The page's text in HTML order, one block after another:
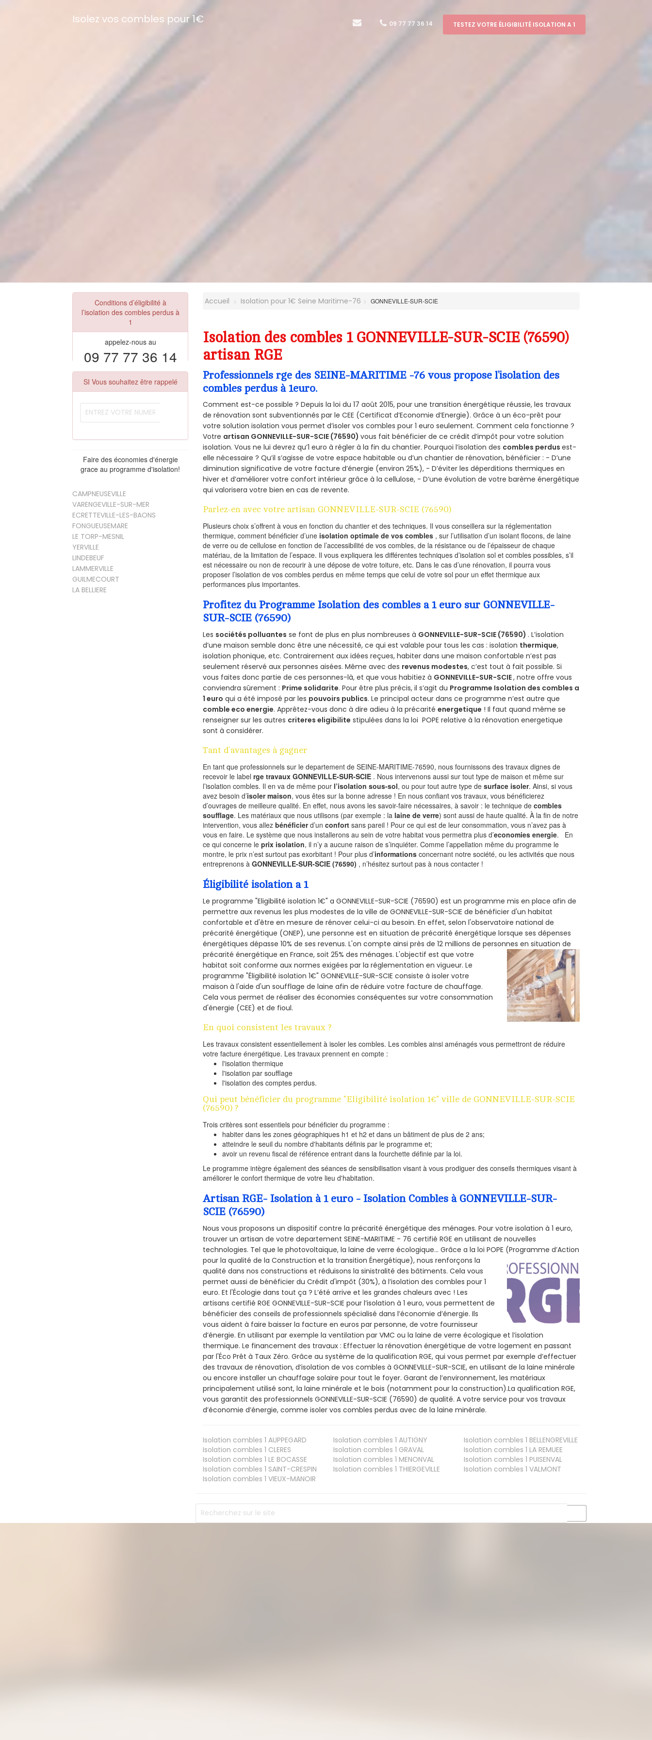
Isolez vos combles pour 1€ 09 77 77 36 14 TESTEZ VOTRE ÉLIGIBILITÉ ISOLATION A 1
Conditions d’éligibilité à
l’isolation des combles perdus à
1
appelez-nous au
09 77 77 36 14
SI Vous souhaitez être rappelé
Faire des économies d'énergie
grace au programme d'isolation!
CAMPNEUSEVILLE
VARENGEVILLE-SUR-MER
ECRETTEVILLE-LES-BAONS
FONGUEUSEMARE
LE TORP-MESNIL
YERVILLE
LINDEBEUF
LAMMERVILLE
GUILMECOURT
LA BELLIERE
Accueil Isolation pour 1€ Seine Maritime-76 GONNEVILLE-SUR-SCIE
Isolation des combles 1 GONNEVILLE-SUR-SCIE (76590)
artisan RGE
Professionnels rge des SEINE-MARITIME -76 vous propose l’isolation des
combles perdus à 1euro.
Comment est-ce possible ? Depuis la loi du 17 août 2015, pour une transition énergétique réussie, les travaux
de rénovation sont subventionnés par le CEE (Certificat d’Economie d’Energie). Grâce à un éco-prêt pour
votre solution isolation vous permet d’isoler vos combles pour 1 euro seulement. Comment cela fonctionne ?
Votre artisan GONNEVILLE-SUR-SCIE (76590)vous fait bénéficier de ce crédit d’impôt pour votre solution
isolation. Vous ne lui devrez qu’1 euro à régler à la fin du chantier. Pourquoi l’isolation des combles perdusest-
elle nécessaire ? Qu’il s’agisse de votre espace habitable ou d’un chantier de rénovation, bénéficier : - D’une
diminution significative de votre facture d’énergie (environ 25%), - D’éviter les déperditions thermiques en
hiver et d’améliorer votre confort intérieur grâce à la cellulose, - D’une évolution de votre barème énergétique
qui valorisera votre bien en cas de revente.
Parlez-en avec votre artisan GONNEVILLE-SUR-SCIE (76590)
Plusieurs choix s’offrent à vous en fonction du chantier et des techniques. Il vous conseillera sur la réglementation
thermique, comment bénéficier d’une isolation optimale de vos combles , sur l’utilisation d’un isolant flocons, de laine
de verre ou de cellulose en fonction de l’accessibilité de vos combles, de la résistance ou de l’épaisseur de chaque
matériau, de la limitation de l’espace. Il vous expliquera les différentes techniques d’isolation sol et combles possibles, s’il
est nécessaire ou non de recourir à une dépose de votre toiture, etc. Dans le cas d’une rénovation, il pourra vous
proposer l’isolation de vos combles perdus en même temps que celui de votre sol pour un effet thermique aux
performances plus importantes.
Profitez du Programme Isolation des combles a 1 euro sur GONNEVILLE-
SUR-SCIE (76590)
Les sociétés polluantes se font de plus en plus nombreuses à GONNEVILLE-SUR-SCIE (76590) . L’isolation
d’une maison semble donc être une nécessité, ce qui est valable pour tous les cas : isolation thermique,
isolation phonique, etc. Contrairement aux idées reçues, habiter dans une maison confortable n’est pas
seulement réservé aux personnes aisées. Même avec des revenus modestes, c’est tout à fait possible. Si
vous faites donc partie de ces personnes-là, et que vous habitiez à GONNEVILLE-SUR-SCIE, notre offre vous
conviendra sûrement : Prime solidarite. Pour être plus précis, il s’agit du Programme Isolation des combles a
1 euro qui a été imposé par les pouvoirs publics. Le principal acteur dans ce programme n’est autre que
comble eco energie. Apprêtez-vous donc à dire adieu à la précaritéenergetique ! Il faut quand même se
renseigner sur les autres criteres eligibilite stipulées dans la loi POPE relative à la rénovation energetique
sont à considérer.
Tant d’avantages à gagner
En tant que professionnels sur le departement de SEINE-MARITIME-76590, nous fournissons des travaux dignes de
recevoir le labelrge travaux GONNEVILLE-SUR-SCIE . Nous intervenons aussi sur tout type de maison et même sur
l’isolation combles. Il en va de même pour l’isolation sous-sol, ou pour tout autre type desurface isoler. Ainsi, si vous
avez besoin d’isoler maison, vous êtes sur la bonne adresse ! En nous confiant vos travaux, vous bénéficierez
d’ouvrages de meilleure qualité. En effet, nous avons les savoir-faire nécessaires, à savoir : le technique decombles
soufflage. Les matériaux que nous utilisons (par exemple : la laine de verre) sont aussi de haute qualité. À la fin de notre
intervention, vous allezbénéficierd’unconfort sans pareil ! Pour ce qui est de leur consommation, vous n’avez pas à
vous en faire. Le système que nous installerons au sein de votre habitat vous permettra plus d’economies energie. En
ce qui concerne leprix isolation, il n’y a aucune raison de s’inquiéter. Comme l’appellation même du programme le
montre, le prix n’est surtout pas exorbitant ! Pour plus d’informations concernant notre société, ou les activités que nous
entreprenons àGONNEVILLE-SUR-SCIE (76590) , n’hésitez surtout pas à nous contacter !
Éligibilité isolation a 1
Le programme "Eligibilité isolation 1€" a GONNEVILLE-SUR-SCIE (76590) est un programme mis en place afin de
permettre aux revenus les plus modestes de la ville de GONNEVILLE-SUR-SCIE de bénéficier d'un habitat
confortable et d'être en mesure de rénover celui-ci au besoin. En effet, selon l'observatoire national de
précarité énergétique (ONEP), une personne est en situation de précarité énergétique lorsque ses dépenses
énergétiques dépasse 10% de ses revenus. L'on compte ainsi près de 12 millions de personnes en situation de
précarité énergétique en France, soit 25% des ménages.L'objectif est que votre
habitat soit conforme aux normes exigées par la réglementation en vigueur. Le
programme "Éligibilité isolation 1€" GONNEVILLE-SUR-SCIE consiste à isoler votre
maison à l'aide d'un soufflage de laine afin de réduire votre facture de chauffage.
Cela vous permet de réaliser des économies conséquentes sur votre consommation
d'énergie (CEE) et de fioul.
En quoi consistent les travaux ?
Les travaux consistent essentiellement à isoler les combles. Les combles ainsi aménagés vous permettront de réduire
votre facture énergétique. Les travaux prennent en compte :
l'isolation thermique
l'isolation par soufflage
l'isolation des comptes perdus.
Qui peut bénéficier du programme "Eligibilité isolation 1€" ville de GONNEVILLE-SUR-SCIE
(76590) ?
Trois critères sont essentiels pour bénéficier du programme :
habiter dans les zones géographiques h1 et h2 et dans un bâtiment de plus de 2 ans;
atteindre le seuil du nombre d'habitants définis par le programme et;
avoir un revenu fiscal de référence entrant dans la fourchette définie par la loi.
Le programme intègre également des séances de sensibilisation visant à vous prodiguer des conseils thermiques visant à
améliorer le confort thermique de votre lieu d'habitation.
Artisan RGE- Isolation à 1 euro - Isolation Combles à GONNEVILLE-SUR-
SCIE (76590)
Nous vous proposons un dispositif contre la précarité énergétique des ménages. Pour votre isolation à 1 euro,
trouver un artisan de votre departement SEINE-MARITIME - 76 certifié RGE en utilisant de nouvelles
technologies. Tel que le photovoltaïque, la laine de verre écologique... Grâce a la loi POPE (Programme d’Action
pour la qualité de la Construction et la transition Énergétique), nous renforçons la
qualité dans nos constructions et réduisons la sinistralité des bâtiments. Cela vous
permet aussi de bénéficier du Crédit d'impôt (30%), à l’isolation des combles pour 1
euro. Et l'Écologie dans tout ça ? L’été arrive et les grandes chaleurs avec ! Les
artisans certifié RGE GONNEVILLE-SUR-SCIE pour l’isolation à 1 euro, vous permettent de
bénéficier des conseils de professionnels spécialisé dans l’économie d’énergie. Ils
vous aident à faire baisser la facture en euros par personne, de votre fournisseur
d’énergie. En utilisant par exemple la ventilation par VMC ou la laine de verre écologique et l’isolation
thermique. Le financement des travaux : Effectuer la rénovation énergétique de votre logement en passant
par l'Éco Prêt à Taux Zéro. Grâce au système de la qualification RGE, qui vous permet par exemple d’effectuer
des travaux de rénovation, d’isolation de vos combles à GONNEVILLE-SUR-SCIE, en utilisant de la laine minérale
ou encore installer un chauffage solaire pour tout le foyer. Garant de l’environnement, les matériaux
principalement utilisé sont, la laine minérale et le bois (notamment pour la construction).La qualification RGE,
vous garantit des professionnels GONNEVILLE-SUR-SCIE (76590) de qualité. A votre service pour vos travaux
d’économie d’énergie, comme isoler vos combles perdus avec de la laine minérale.
Isolation combles 1 AUPPEGARD Isolation combles 1 AUTIGNY Isolation combles 1 BELLENGREVILLE
Isolation combles 1 CLERES Isolation combles 1 GRAVAL Isolation combles 1 LA REMUEE
Isolation combles 1 LE BOCASSE Isolation combles 1 MENONVAL Isolation combles 1 PUISENVAL
Isolation combles 1 SAINT-CRESPIN Isolation combles 1 THIERGEVILLE Isolation combles 1 VALMONT
Isolation combles 1 VIEUX-MANOIR